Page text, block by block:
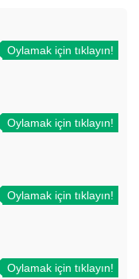
Oylamak için tıklayın!
Oylamak için tıklayın!
Oylamak için tıklayın!
Oylamak için tıklayın!